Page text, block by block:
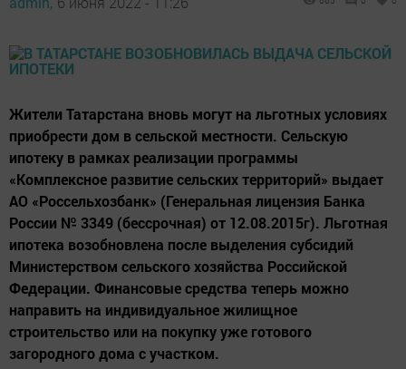
Жители Татарстана вновь могут на льготных условиях
приобрести дом в сельской местности. Сельскую
ипотеку в рамках реализации программы
«Комплексное развитие сельских территорий» выдает
АО «Россельхозбанк» (Генеральная лицензия Банка
России № 3349 (бессрочная) от 12.08.2015г). Льготная
ипотека возобновлена после выделения субсидий
Министерством сельского хозяйства Российской
Федерации. Финансовые средства теперь можно
направить на индивидуальное жилищное
строительство или на покупку уже готового
загородного дома с участком.